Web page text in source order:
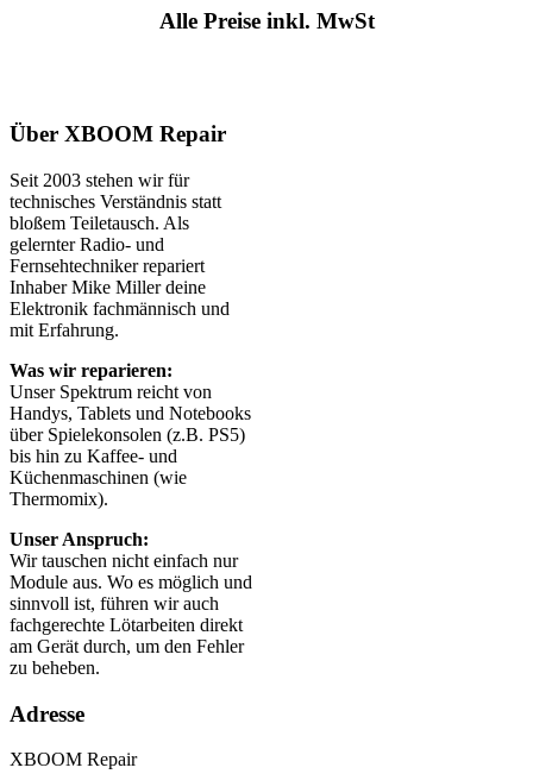
Alle Preise inkl. MwSt
Über XBOOM Repair
Seit 2003 stehen wir für
technisches Verständnis statt
bloßem Teiletausch. Als
gelernter Radio- und
Fernsehtechniker repariert
Inhaber Mike Miller deine
Elektronik fachmännisch und
mit Erfahrung.
Was wir reparieren:
Unser Spektrum reicht von
Handys, Tablets und Notebooks
über Spielekonsolen (z.B. PS5)
bis hin zu Kaffee- und
Küchenmaschinen (wie
Thermomix).
Unser Anspruch:
Wir tauschen nicht einfach nur
Module aus. Wo es möglich und
sinnvoll ist, führen wir auch
fachgerechte Lötarbeiten direkt
am Gerät durch, um den Fehler
zu beheben.
Adresse
XBOOM Repair